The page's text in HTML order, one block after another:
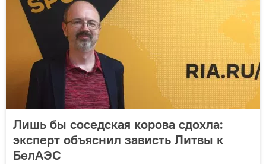
Лишь бы соседская корова сдохла:
эксперт объяснил зависть Литвы к
БелАЭС